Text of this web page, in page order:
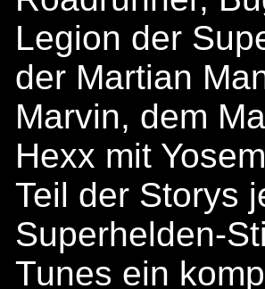
Legion der
der Martian
Marvin, dem
Hexx mit
Teil der Storys
Superhelden-
Tunes ein